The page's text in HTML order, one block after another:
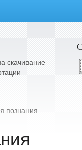
скачивание
познания